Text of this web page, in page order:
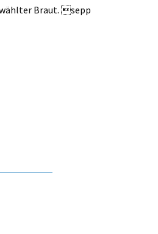
Braut. sepp